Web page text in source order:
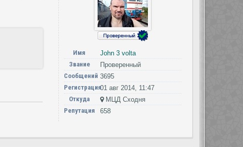
Имя
John 3 volta
Звание
Проверенный
Сообщений 3695
Регистрация01 авг 2014, 11:47
Откуда
МЦД Сходня
Репутация
658